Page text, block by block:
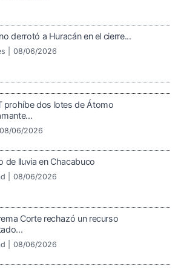
derrotó a Huracán en el cierre...
| 08/06/2026
prohíbe dos lotes de Átomo
08/06/2026
de lluvia en Chacabuco
| 08/06/2026
Corte rechazó un recurso
| 08/06/2026